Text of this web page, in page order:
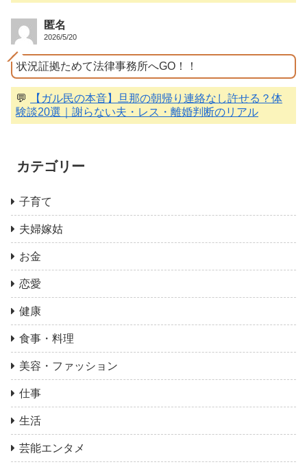
匿名
2026/5/20
状況証拠ためて法律事務所へGO！！
💬
【ガル民の本音】旦那の朝帰り連絡なし許せる？体
験談20選｜謝らない夫・レス・離婚判断のリアル
カテゴリー
子育て
夫婦嫁姑
お金
恋愛
健康
食事・料理
美容・ファッション
仕事
生活
芸能エンタメ